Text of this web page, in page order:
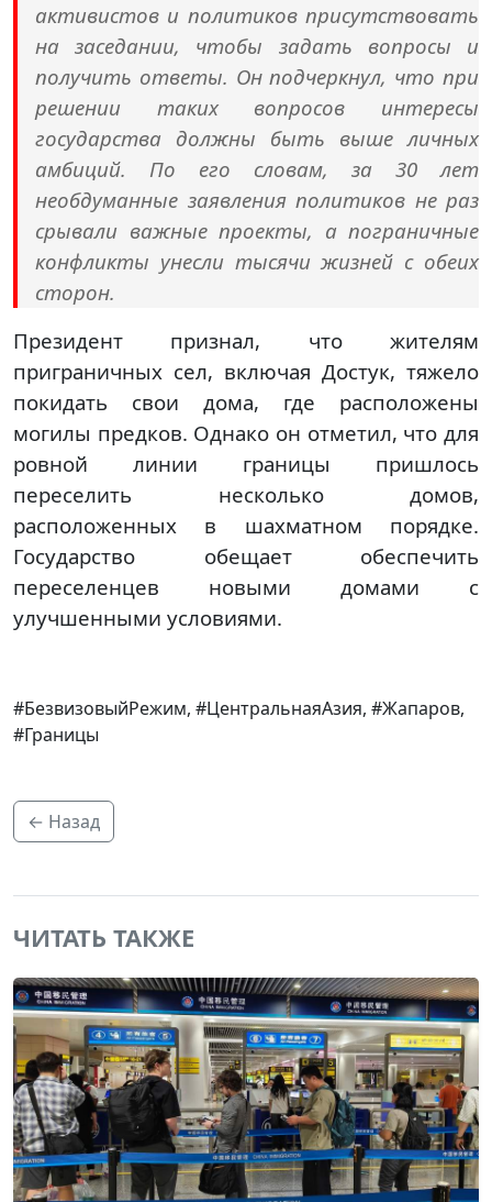
активистов и политиков присутствовать
на заседании, чтобы задать вопросы и
получить ответы. Он подчеркнул, что при
решении таких вопросов интересы
государства должны быть выше личных
амбиций. По его словам, за 30 лет
необдуманные заявления политиков не раз
срывали важные проекты, а пограничные
конфликты унесли тысячи жизней с обеих
сторон.
Президент признал, что жителям
приграничных сел, включая Достук, тяжело
покидать свои дома, где расположены
могилы предков. Однако он отметил, что для
ровной линии границы пришлось
переселить несколько домов,
расположенных в шахматном порядке.
Государство обещает обеспечить
переселенцев новыми домами с
улучшенными условиями.
#БезвизовыйРежим, #ЦентральнаяАзия, #Жапаров,
#Границы
← Назад
ЧИТАТЬ ТАКЖЕ